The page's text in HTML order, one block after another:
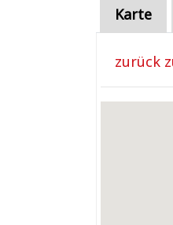
Karte
zurück